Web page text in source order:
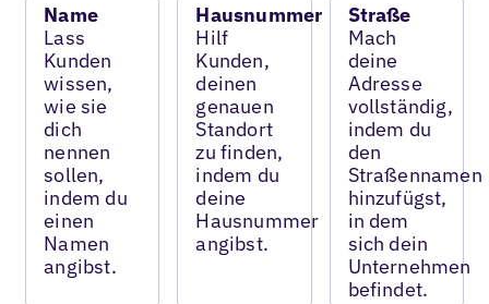
Name
Lass
Kunden
wissen,
wie sie
dich
nennen
sollen,
indem du
einen
Namen
angibst.
Hausnummer
Hilf
Kunden,
deinen
genauen
Standort
zu finden,
indem du
deine
Hausnummer
angibst.
Straße
Mach
deine
Adresse
vollständig,
indem du
den
Straßennamen
hinzufügst,
in dem
sich dein
Unternehmen
befindet.